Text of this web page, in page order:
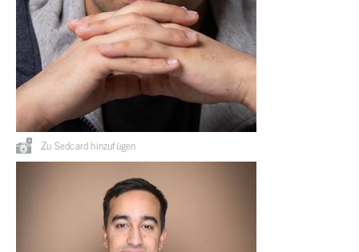
Zu Sedcard hinzufügen